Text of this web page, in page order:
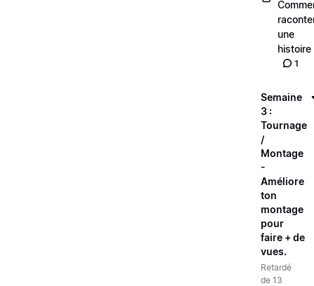
une
histoire
1
Semaine
3 :
Tournage
/
Montage
-
Améliore
ton
montage
pour
faire + de
vues.
Retardé
de 13